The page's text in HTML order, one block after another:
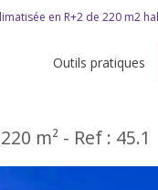
en R+2 de 220 m2
Outils pratiques
m² - Ref : 45.1